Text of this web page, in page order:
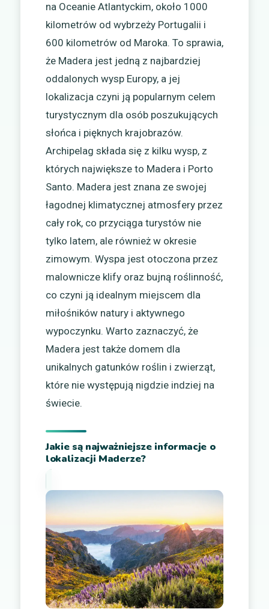
na Oceanie Atlantyckim, około 1000
kilometrów od wybrzeży Portugalii i
600 kilometrów od Maroka. To sprawia,
że Madera jest jedną z najbardziej
oddalonych wysp Europy, a jej
lokalizacja czyni ją popularnym celem
turystycznym dla osób poszukujących
słońca i pięknych krajobrazów.
Archipelag składa się z kilku wysp, z
których największe to Madera i Porto
Santo. Madera jest znana ze swojej
łagodnej klimatycznej atmosfery przez
cały rok, co przyciąga turystów nie
tylko latem, ale również w okresie
zimowym. Wyspa jest otoczona przez
malownicze klify oraz bujną roślinność,
co czyni ją idealnym miejscem dla
miłośników natury i aktywnego
wypoczynku. Warto zaznaczyć, że
Madera jest także domem dla
unikalnych gatunków roślin i zwierząt,
które nie występują nigdzie indziej na
świecie.
Jakie są najważniejsze informacje o
lokalizacji Maderze?